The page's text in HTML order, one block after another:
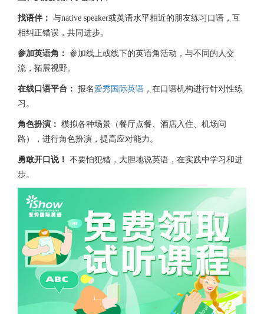
找语伴： 与native speaker或英语水平相近的朋友练习口语，互
相纠正错误，共同进步。
参加英语角： 参加线上或线下的英语角活动，与不同的人交
流，拓展视野。
在线口语平台： 报名 爱秀国际英语 ，在口语机构进行针对性练
习。
角色扮演： 模拟各种场景（餐厅点餐、酒店入住、机场问
路），进行角色扮演，提高应对能力。
勇敢开口说！ 不要怕犯错，大胆地说英语，在实践中学习和进
步。